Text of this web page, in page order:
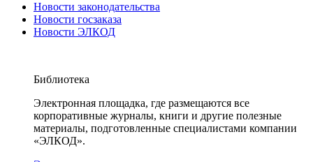
Новости законодательства
Новости госзаказа
Новости ЭЛКОД
Библиотека
Электронная площадка, где размещаются все
корпоративные журналы, книги и другие полезные
материалы, подготовленные специалистами компании
«ЭЛКОД».